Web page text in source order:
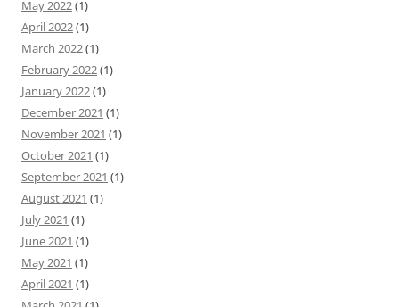
May 2022(1)
April 2022(1)
March 2022(1)
February 2022(1)
January 2022(1)
December 2021 (1)
November 2021 (1)
October 2021 (1)
September 2021 (1)
August 2021 (1)
July 2021 (1)
June 2021 (1)
May 2021 (1)
April 2021 (1)